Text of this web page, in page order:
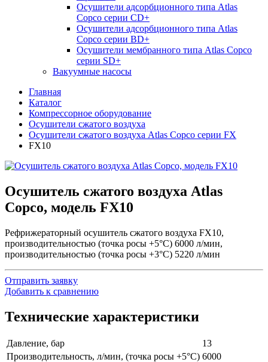
Осушители адсорбционного типа Atlas
Copco серии СD+
Осушители адсорбционного типа Atlas
Copco серии BD+
Осушители мембранного типа Atlas Copco
серии SD+
Вакуумные насосы
Главная
Каталог
Компрессорное оборудование
Осушители сжатого воздуха
Осушители сжатого воздуха Atlas Copco серии FX
FX10
Осушитель сжатого воздуха Atlas
Copco, модель FX10
Рефрижераторный осушитель сжатого воздуха FX10,
производительностью (точка росы +5°С) 6000 л/мин,
производительностью (точка росы +3°С) 5220 л/мин
Отправить заявку
Добавить к сравнению
Технические характеристики
Давление, бар
13
Производительность, л/мин, (точка росы +5°С) 6000